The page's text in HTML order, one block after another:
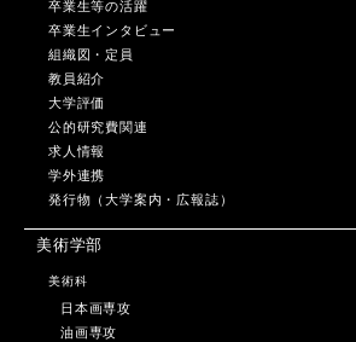
卒業生等の活躍
卒業生インタビュー
組織図・定員
教員紹介
大学評価
公的研究費関連
求人情報
学外連携
発行物（大学案内・広報誌）
美術学部
美術科
日本画専攻
油画専攻